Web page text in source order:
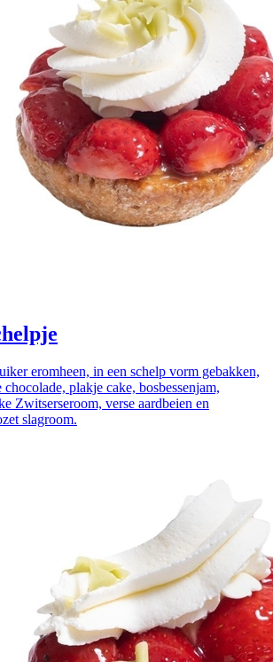
eromheen, in een schelp vorm gebakken,
plakje cake, bosbessenjam,
Zwitserseroom, verse aardbeien en
slagroom.